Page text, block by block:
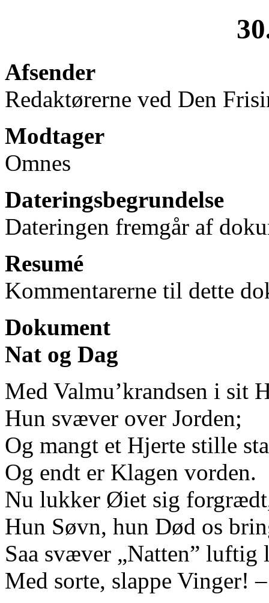
Afsender
Redaktørerne ved Den
Modtager
Omnes
Dateringsbegrundelse
Dateringen fremgår af
Resumé
Kommentarerne til dette
Dokument
Nat og Dag
Med Valmu’krandsen i sit
Hun svæver over Jorden;
Og mangt et Hjerte stille
Og endt er Klagen vorden.
Nu lukker Øiet sig
Hun Søvn, hun Død os
Saa svæver „Natten” luftig
Med sorte, slappe Vinger!